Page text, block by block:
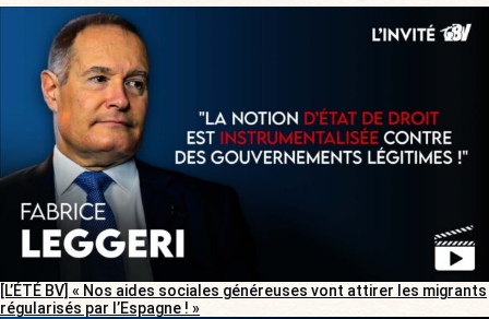
[L’ÉTÉ BV] « Nos aides sociales généreuses vont attirer les migrants
régularisés par l’Espagne ! »